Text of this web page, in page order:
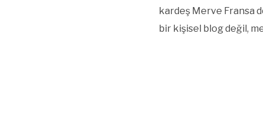
kardeş Merve Fransa
bir kişisel blog değil,